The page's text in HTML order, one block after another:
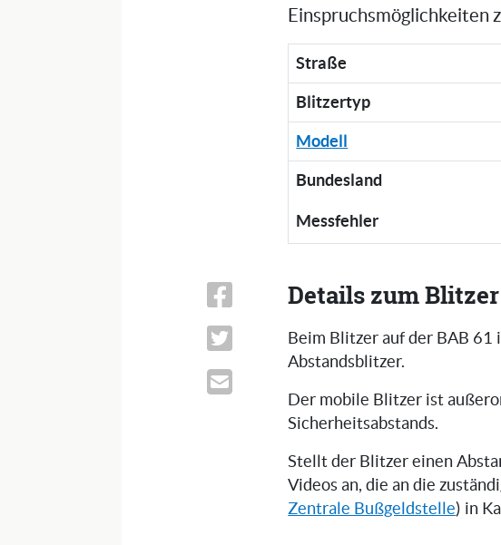
Einspruchsmöglichkeiten
Straße
Blitzertyp
Modell
Bundesland
Messfehler
Details zum Blitzer
Beim Blitzer auf der BAB 61
Abstandsblitzer.
Der mobile Blitzer ist
Sicherheitsabstands.
Stellt der Blitzer einen
Videos an, die an die
Zentrale Bußgeldstelle) in